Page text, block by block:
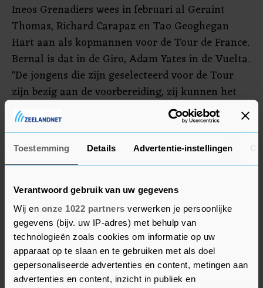
Toestemming Details Advertentie-instellingen
Verantwoord gebruik van uw gegevens
Wij en onze 1022 partners verwerken je persoonlijke
gegevens (bijv. uw IP-adres) met behulp van
technologieën zoals cookies om informatie op uw
apparaat op te slaan en te gebruiken met als doel
gepersonaliseerde advertenties en content, metingen aan
advertenties en content, inzicht in publiek en
Ineos Grenadiers wees in februari al Geraint
Thomas, Richard Carapaz en Tao Geoghegan
Hart aan als kopmannen voor de Tour de France.
Bernal is dat in de Giro, Adam Yates in de Vuelta.
"De jongens die zijn geselecteerd voor de Tour
zijn bezig aan de voorbereiding, zij kunnen het
daar heel goed doen", aldus Bernal. "Ik wil de
Giro uitrijden en daarna neem ik de tijd om mijn
lichaam te laten herstellen. Daarna ga ik
nadenken over het tweede deel van het seizoen.
nog steeds wat problemen met mijn rug en wil
mijn lichaam niet te zwaar belasten."